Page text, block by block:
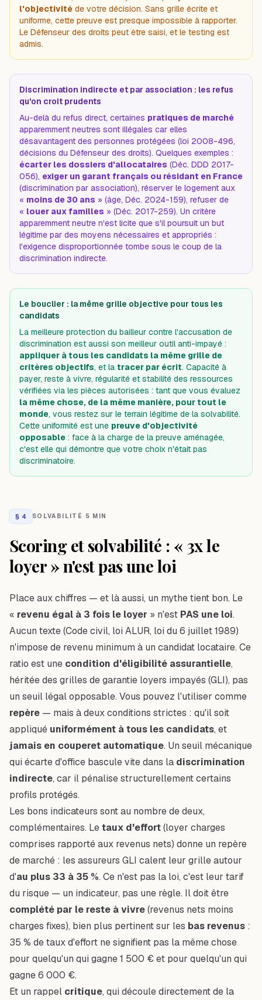
l'objectivité de votre décision. Sans grille écrite et
uniforme, cette preuve est presque impossible à rapporter.
Le Défenseur des droits peut être saisi, et le testing est
admis.
Discrimination indirecte et par association : les refus
qu'on croit prudents
Au-delà du refus direct, certaines pratiques de marché
apparemment neutres sont illégales car elles
désavantagent des personnes protégées (loi 2008-496,
décisions du Défenseur des droits). Quelques exemples :
écarter les dossiers d'allocataires (Déc. DDD 2017-
056), exiger un garant français ou résidant en France
(discrimination par association), réserver le logement aux
« moins de 30 ans » (âge, Déc. 2024-159), refuser de
« louer aux familles » (Déc. 2017-259). Un critère
apparemment neutre n'est licite que s'il poursuit un but
légitime par des moyens nécessaires et appropriés :
l'exigence disproportionnée tombe sous le coup de la
discrimination indirecte.
Le bouclier : la même grille objective pour tous les
candidats
La meilleure protection du bailleur contre l'accusation de
discrimination est aussi son meilleur outil anti-impayé :
appliquer à tous les candidats la même grille de
critères objectifs, et la tracer par écrit. Capacité à
payer, reste à vivre, régularité et stabilité des ressources
vérifiées via les pièces autorisées : tant que vous évaluez
la même chose, de la même manière, pour tout le
monde, vous restez sur le terrain légitime de la solvabilité.
Cette uniformité est une preuve d'objectivité
opposable : face à la charge de la preuve aménagée,
c'est elle qui démontre que votre choix n'était pas
discriminatoire.
§ 4 SOLVABILITÉ · 5 MIN
Scoring et solvabilité : « 3x le
loyer » n'est pas une loi
Place aux chiffres — et là aussi, un mythe tient bon. Le
« revenu égal à 3 fois le loyer » n'est PAS une loi.
Aucun texte (Code civil, loi ALUR, loi du 6 juillet 1989)
n'impose de revenu minimum à un candidat locataire. Ce
ratio est une condition d'éligibilité assurantielle,
héritée des grilles de garantie loyers impayés (GLI), pas
un seuil légal opposable. Vous pouvez l'utiliser comme
repère — mais à deux conditions strictes : qu'il soit
appliqué uniformément à tous les candidats, et
jamais en couperet automatique. Un seuil mécanique
qui écarte d'office bascule vite dans la discrimination
indirecte, car il pénalise structurellement certains
profils protégés.
Les bons indicateurs sont au nombre de deux,
complémentaires. Letaux d'effort(loyer charges
comprises rapporté aux revenus nets) donne un repère
de marché : les assureurs GLI calent leur grille autour
d'au plus 33 à 35 %. Ce n'est pas la loi, c'est leur tarif
du risque — un indicateur, pas une règle. Il doit être
complété par le reste à vivre(revenus nets moins
charges fixes), bien plus pertinent sur les bas revenus :
35 % de taux d'effort ne signifient pas la même chose
pour quelqu'un qui gagne 1 500 € et pour quelqu'un qui
gagne 6 000 €.
Et un rappel critique, qui découle directement de la